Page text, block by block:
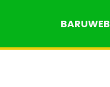
BARUWEB